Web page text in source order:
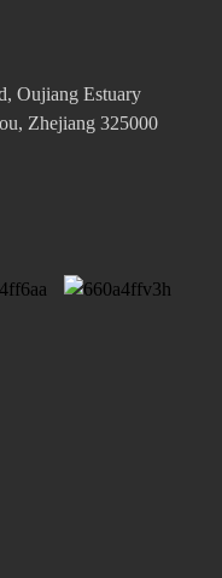
Oujiang Estuary
Zhejiang 325000